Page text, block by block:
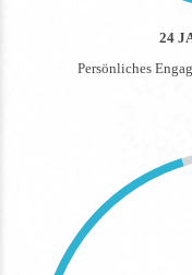
24
Persönliches